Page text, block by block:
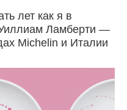
лет как я в
Ламберти —
Michelin и Италии